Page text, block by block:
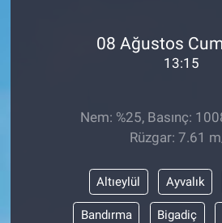
08 Ağustos
13:15
Nem: %25, Basınç:
Rüzgar: 7.61
Altıeylül Ayvalık
Bandırma Bigadiç